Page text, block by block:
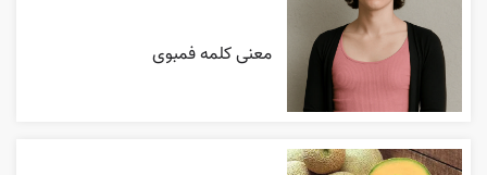
معنی کلمه فمبوی